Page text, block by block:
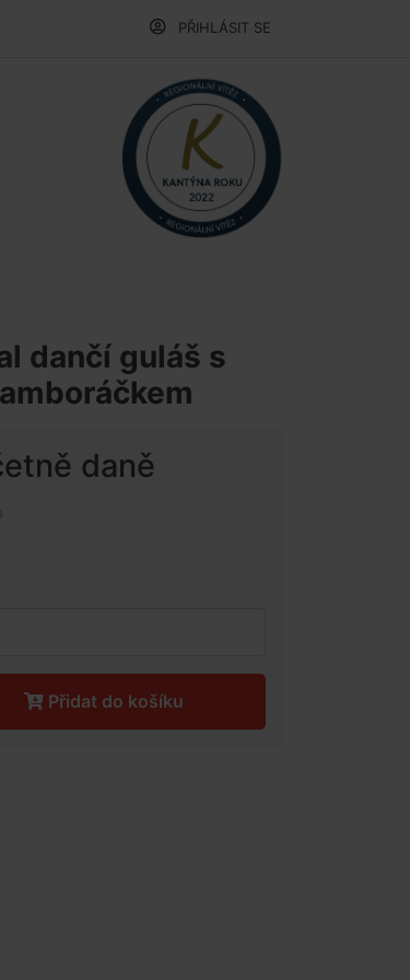
PŘIHLÁSIT SE
dančí guláš s
daně
Přidat do košíku